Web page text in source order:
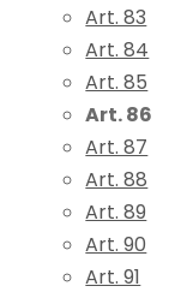
Art. 83
Art. 84
Art. 85
Art. 86
Art. 87
Art. 88
Art. 89
Art. 90
Art. 91